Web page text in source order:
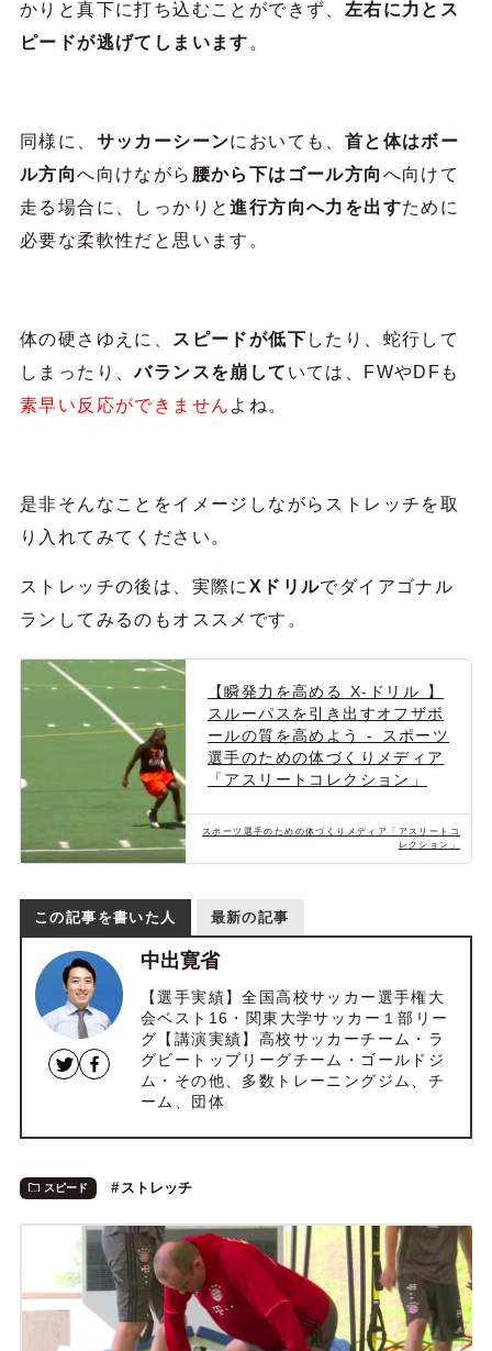
かりと真下に打ち込むことができず、 左右に力とス
ピードが逃げてしまいます 。
同様に、 サッカーシーンにおいても、 首と体はボー
ル方向へ向けながら 腰から下はゴール方向 へ向けて
走る場合に、しっかりと進行方向へ力を出すために
必要な柔軟性だと思います。
体の硬さゆえに、 スピードが低下 したり、蛇行して
しまったり、バランスを崩して いては、FWやDFも
素早い反応ができません よね。
是非そんなことをイメージしながらストレッチを取
り入れてみてください。
ストレッチの後は、実際に Xドリルでダイアゴナル
ランしてみるのもオススメです。
【瞬発力を高める X-ドリル 】
スルーパスを引き出すオフザボ
ールの質を高めよう - スポーツ
選手のための体づくりメディア
「アスリートコレクション」
スポーツ選手のための体づくりメディア「アスリートコ
レクション」
この記事を書いた人 最新の記事
中出寛省
【選手実績】全国高校サッカー選手権大
会ベスト16・関東大学サッカー１部リー
グ【講演実績】高校サッカーチーム・ラ
グビートップリーグチーム・ゴールドジ
ム・その他、多数トレーニングジム、チ
ーム、団体
スピード ストレッチ